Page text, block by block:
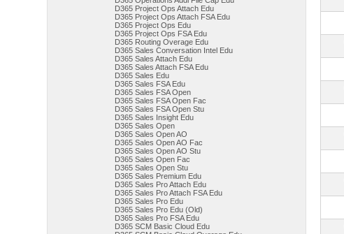
D365 Project Ops Attach Edu
D365 Project Ops Attach FSA Edu
D365 Project Ops Edu
D365 Project Ops FSA Edu
D365 Routing Overage Edu
D365 Sales Conversation Intel Edu
D365 Sales Attach Edu
D365 Sales Attach FSA Edu
D365 Sales Edu
D365 Sales FSA Edu
D365 Sales FSA Open
D365 Sales FSA Open Fac
D365 Sales FSA Open Stu
D365 Sales Insight Edu
D365 Sales Open
D365 Sales Open AO
D365 Sales Open AO Fac
D365 Sales Open AO Stu
D365 Sales Open Fac
D365 Sales Open Stu
D365 Sales Premium Edu
D365 Sales Pro Attach Edu
D365 Sales Pro Attach FSA Edu
D365 Sales Pro Edu
D365 Sales Pro Edu (Old)
D365 Sales Pro FSA Edu
D365 SCM Basic Cloud Edu